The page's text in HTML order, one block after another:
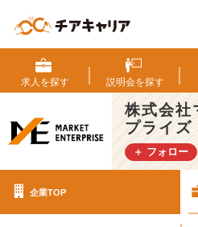
式
会
社
マ
ー
ケ
ッ
ン
求人を探す 説明会を探す
株式会社
プライズ
＋ フォロー
企業TOP